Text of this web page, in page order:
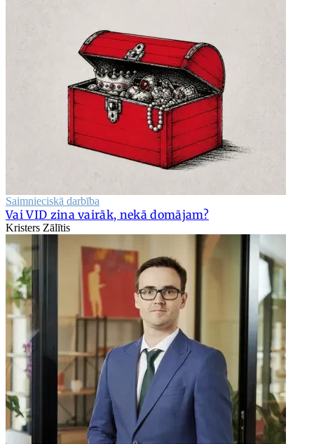
Saimnieciskā darbība
Vai VID zina vairāk, nekā domājam?
Kristers Zālītis